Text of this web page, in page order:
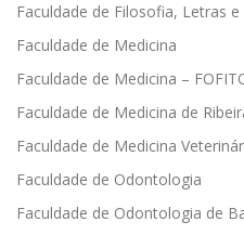
Faculdade de Filosofia, Letras
Faculdade de Medicina
Faculdade de Medicina –
Faculdade de Medicina de
Faculdade de Medicina
Faculdade de Odontologia
Faculdade de Odontologia de